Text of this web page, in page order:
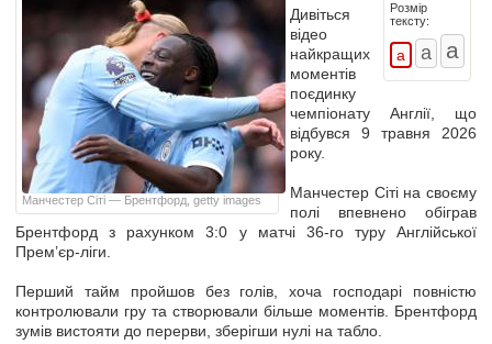
Манчестер Сіті — Брентфорд, getty images
Розмір
тексту:
Дивіться
відео
найкращих
моментів
поєдинку
чемпіонату Англії, що
відбувся 9 травня 2026
року.
Манчестер Сіті на своєму
полі впевнено обіграв
Брентфорд з рахунком 3:0 у матчі 36-го туру Англійської
Прем’єр-ліги.
Перший тайм пройшов без голів, хоча господарі повністю
контролювали гру та створювали більше моментів. Брентфорд
зумів вистояти до перерви, зберігши нулі на табло.